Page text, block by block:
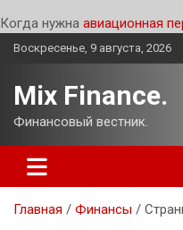
Когда нужна авиационная
Перейти
Воскресенье, 9 августа, 2026
Mix Finance.
Финансовый вестник.
Главная Финансы